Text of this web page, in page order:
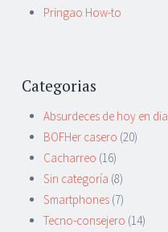
Pringao How-to
Categorias
Absurdeces de hoy en dia
BOFHer casero (20)
Cacharreo (16)
Sin categoría (8)
Smartphones (7)
Tecno-consejero (14)